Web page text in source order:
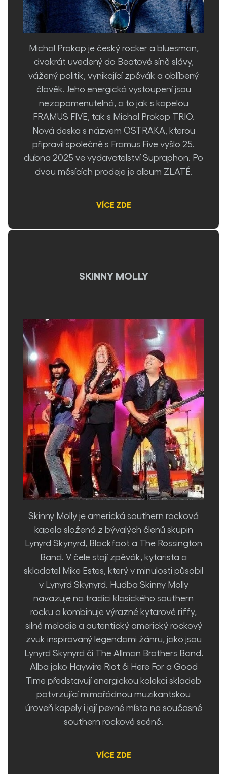
​Michal Prokop je český rocker a bluesman,
dvakrát uvedený do Beatové síně slávy,
vážený politik, vynikající zpěvák a oblíbený
člověk. Jeho energická vystoupení jsou
nezapomenutelná, a to jak s kapelou
FRAMUS FIVE, tak s Michal Prokop TRIO.
Nová deska s názvem OSTRAKA, kterou
připravil společně s Framus Five vyšlo 25.
dubna 2025 ve vydavatelství Supraphon. Po
dvou měsících prodeje je album ZLATÉ.
VÍCE ZDE
SKINNY MOLLY
Skinny Molly je americká southern rocková
kapela složená z bývalých členů skupin
Lynyrd Skynyrd, Blackfoot a The Rossington
Band. V čele stojí zpěvák, kytarista a
skladatel Mike Estes, který v minulosti působil
v Lynyrd Skynyrd. Hudba Skinny Molly
navazuje na tradici klasického southern
rocku a kombinuje výrazné kytarové riffy,
silné melodie a autentický americký rockový
zvuk inspirovaný legendami žánru, jako jsou
Lynyrd Skynyrd či The Allman Brothers Band.
Alba jako Haywire Riot či Here For a Good
Time představují energickou kolekci skladeb
potvrzující mimořádnou muzikantskou
úroveň kapely i její pevné místo na současné
southern rockové scéně.
VÍCE ZDE